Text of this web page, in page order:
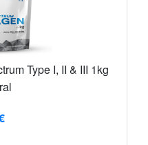
Type I, II & III 1kg